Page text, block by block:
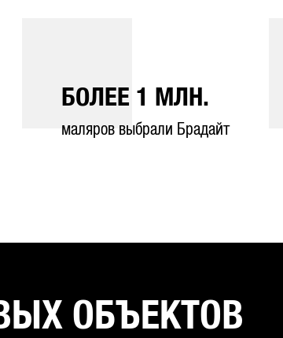
БОЛЕЕ 1 МЛН.
маляров выбрали Брадайт
ОБЪЕКТОВ